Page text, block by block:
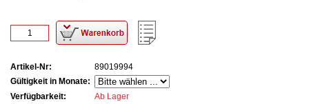
Artikel-Nr:
89019994
Gültigkeit in Monate:
Verfügbarkeit:
Ab Lager